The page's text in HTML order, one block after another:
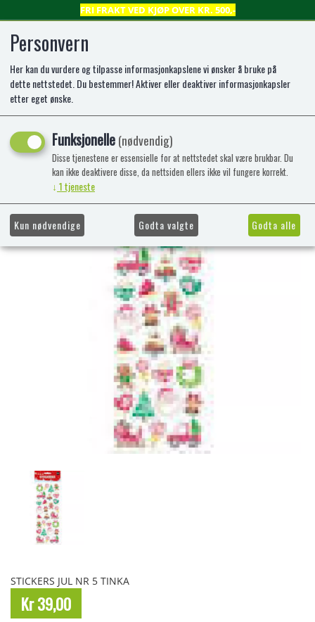
FRI FRAKT VED KJØP OVER KR. 500,-
0
STICKERS JUL NR 5 TINKA
STICKERS JUL NR 5 TINKA
Kr 39,00
Personvern
Her kan du vurdere og tilpasse informasjonkapslene vi ønsker å bruke på
dette nettstedet. Du bestemmer! Aktiver eller deaktiver informasjonkapsler
etter eget ønske.
Funksjonelle(nødvendig)
Disse tjenestene er essensielle for at nettstedet skal være brukbar. Du
kan ikke deaktivere disse, da nettsiden ellers ikke vil fungere korrekt.
↓ 1tjeneste
Kun nødvendige Godta valgte Godta alle